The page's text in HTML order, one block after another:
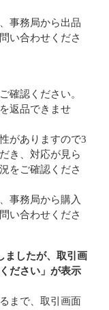
事務局から出品
い合わせくださ
確認ください。
返品できませ
がありますので3
き、対応が見ら
をご確認くださ
事務局から購入
い合わせくださ
ましたが、取引画
ださい」が表示
まで、取引画面